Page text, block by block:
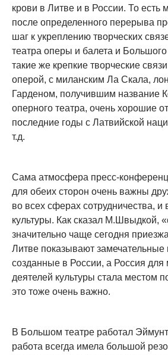
крови в Литве и в России. То есть
после определенного перерыва
шаг к укреплению творческих
театра оперы и балета и Большого
такие же крепкие творческие
оперой, с миланским Ла Скала,
Гарденом, получившим название
оперного театра, очень хорошие
последние годы с Латвийской
т.д.
Сама атмосфера пресс-
для обеих сторон очень важны
во всех сферах сотрудничества, и
культуры. Как сказал М.Швыдкой,
значительно чаще сегодня
Литве показывают замечательные
созданные в России, а Россия для
деятелей культуры стала местом
это тоже очень важно.
В Большом театре работал
работа всегда имела большой